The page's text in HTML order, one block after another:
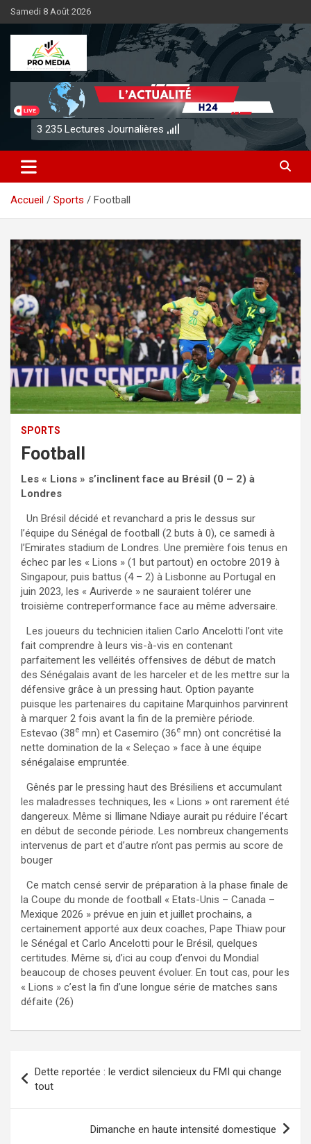
Aller
au
contenu
Samedi 8 Août 2026
Sénégal Promedia
3 235 Lectures Journalières
Accueil Sports Football
SPORTS
Football
Les « Lions » s’inclinent face au Brésil (0 – 2) à
Londres
Un Brésil décidé et revanchard a pris le dessus sur
l’équipe du Sénégal de football (2 buts à 0), ce samedi à
l’Emirates stadium de Londres. Une première fois tenus en
échec par les « Lions » (1 but partout) en octobre 2019 à
Singapour, puis battus (4 – 2) à Lisbonne au Portugal en
juin 2023, les « Auriverde » ne sauraient tolérer une
troisième contreperformance face au même adversaire.
Les joueurs du technicien italien Carlo Ancelotti l’ont vite
fait comprendre à leurs vis-à-vis en contenant
parfaitement les velléités offensives de début de match
des Sénégalais avant de les harceler et de les mettre sur la
défensive grâce à un pressing haut. Option payante
puisque les partenaires du capitaine Marquinhos parvinrent
à marquer 2 fois avant la fin de la première période.
Estevao (38e mn) et Casemiro (36e mn) ont concrétisé la
nette domination de la « Seleçao » face à une équipe
sénégalaise empruntée.
Gênés par le pressing haut des Brésiliens et accumulant
les maladresses techniques, les « Lions » ont rarement été
dangereux. Même si Ilimane Ndiaye aurait pu réduire l’écart
en début de seconde période. Les nombreux changements
intervenus de part et d’autre n’ont pas permis au score de
bouger
Ce match censé servir de préparation à la phase finale de
la Coupe du monde de football « Etats-Unis – Canada –
Mexique 2026 » prévue en juin et juillet prochains, a
certainement apporté aux deux coaches, Pape Thiaw pour
le Sénégal et Carlo Ancelotti pour le Brésil, quelques
certitudes. Même si, d’ici au coup d’envoi du Mondial
beaucoup de choses peuvent évoluer. En tout cas, pour les
« Lions » c’est la fin d’une longue série de matches sans
défaite (26)
de
l’article
Dette reportée : le verdict silencieux du FMI qui change
tout
Dimanche en haute intensité domestique